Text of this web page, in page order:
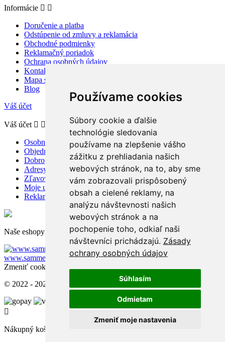
Používame cookies
Súbory cookie a ďalšie
technológie sledovania
používame na zlepšenie vášho
zážitku z prehliadania našich
webových stránok, na to, aby sme
vám zobrazovali prispôsobený
obsah a cielené reklamy, na
analýzu návštevnosti našich
webových stránok a na
pochopenie toho, odkiaľ naši
návštevníci prichádzajú. Zásady
ochrany osobných údajov
Súhlasím
Odmietam
Zmeniť moje nastavenia
Informácie  
Doručenie a platba
Odstúpenie od zmluvy a reklamácia
Obchodné podmienky
Reklamačný poriadok
Ochrana osobných údajov
Kontaktujte nás
Mapa stránky
Blog
Váš účet
Váš účet  
Osobné údaje
Objednávky
Dobropisy
Adresy
Zľavové kupóny
Moje upozornenia
Reklamácie a odstúpenie od zmluvy
Naše eshopy pre zahraničie:
www.sammer.cz
www.sammer.ro
www.sammer.hu
Zmeniť cookies nastavenia
© 2022 - 2026 - Sammer.sk

Nákupný košík